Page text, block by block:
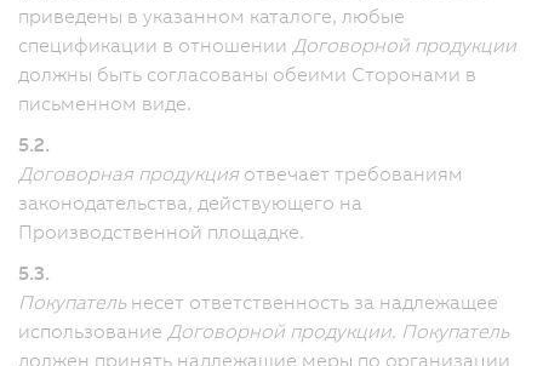
приведены в указанном каталоге, любые
спецификации в отношении Договорной продукции
должны быть согласованы обеими Сторонами в
письменном виде.
5.2.
Договорная продукция отвечает требованиям
законодательства, действующего на
Производственной площадке.
5.3.
Покупательнесет ответственность за надлежащее
использование Договорной продукции. Покупатель
должен принять надлежащие меры по организации